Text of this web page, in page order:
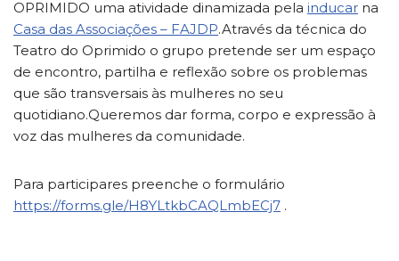
OPRIMIDO uma atividade dinamizada pela inducar na
Casa das Associações – FAJDP.Através da técnica do
Teatro do Oprimido o grupo pretende ser um espaço
de encontro, partilha e reflexão sobre os problemas
que são transversais às mulheres no seu
quotidiano.Queremos dar forma, corpo e expressão à
voz das mulheres da comunidade.
Para participares preenche o formulário
https://forms.gle/H8YLtkbCAQLmbECj7 .